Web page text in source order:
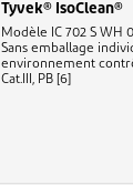
Tyvek® IsoClean®
Modèle IC 702 S WH
Sans emballage
environnement
Cat.III, PB [6]